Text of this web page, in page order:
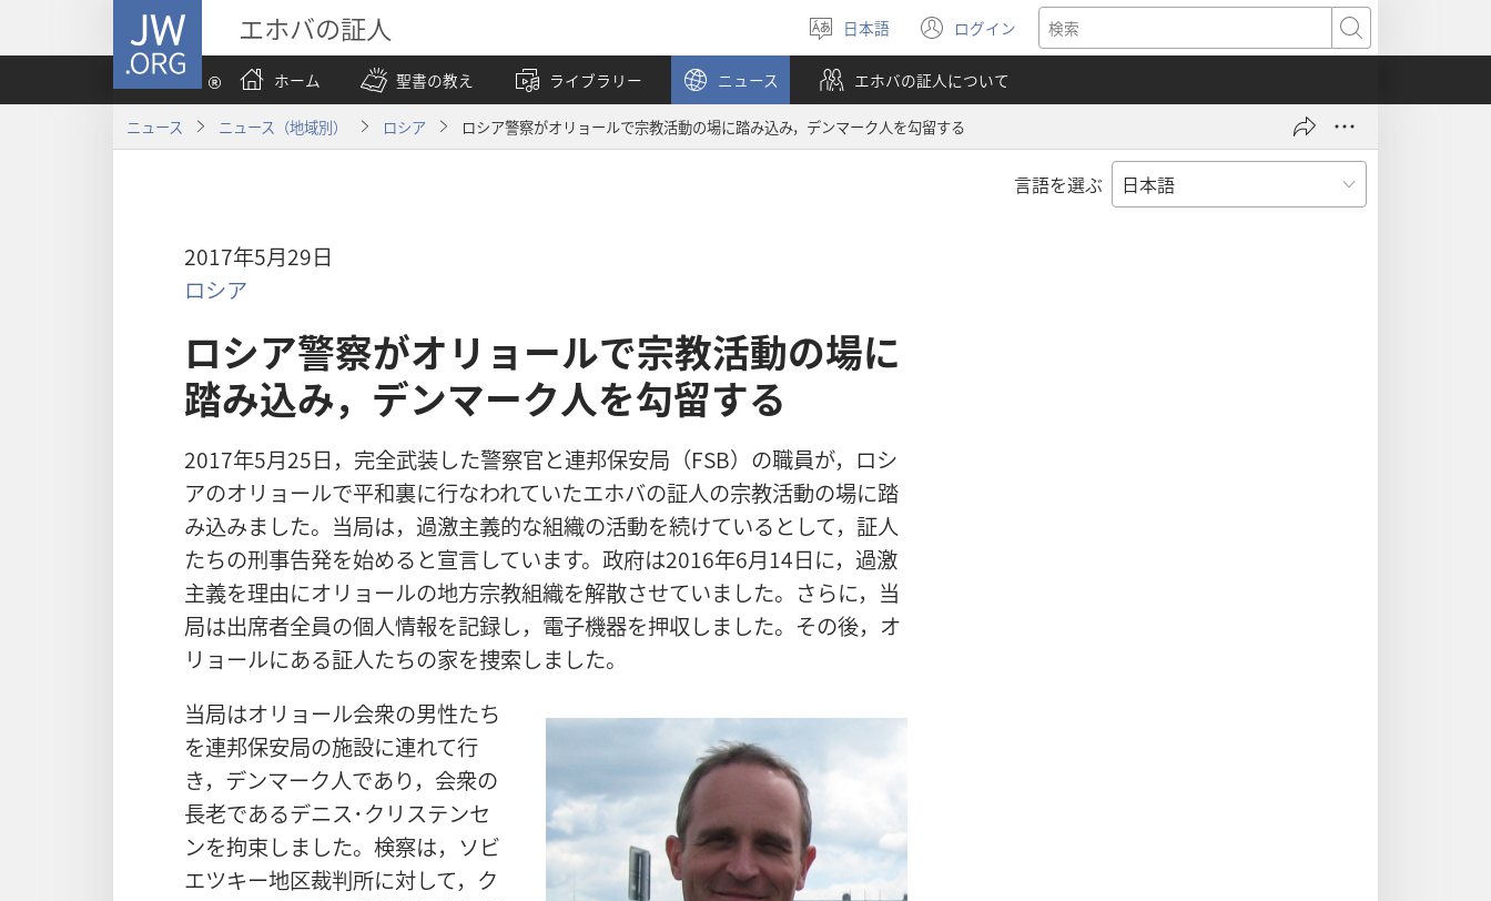
JW.ORG エホバの証人
言
語
を
選
ぶ
日本語 ログイン
（新
し
い
タ
で
検
索
ホーム
聖書の教え ライブラリー ニュース エホバの証人について
ニュース ニュース（地域別） ロシア ロシア警察がオリョールで宗教活動の場に踏み込み，デンマーク人を勾留する
言語を選ぶ
2017年5月29日
ロシア
ロシア警察がオリョールで宗教活動の場に
踏み込み，デンマーク人を勾留する
2017年5月25日，完全武装した警察官と連邦保安局（FSB）の職員が，ロシ
アのオリョールで平和裏に行なわれていたエホバの証人の宗教活動の場に踏
み込みました。当局は，過激主義的な組織の活動を続けているとして，証人
たちの刑事告発を始めると宣言しています。政府は2016年6月14日に，過激
主義を理由にオリョールの地方宗教組織を解散させていました。さらに，当
局は出席者全員の個人情報を記録し，電子機器を押収しました。その後，オ
リョールにある証人たちの家を捜索しました。
当局はオリョール会衆の男性たち
を連邦保安局の施設に連れて行
き，デンマーク人であり，会衆の
長老であるデニス･クリステンセ
ンを拘束しました。検察は，ソビ
エツキー地区裁判所に対して，ク